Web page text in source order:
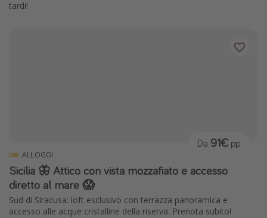
tardi!
ALLOGGI
Sicilia 🦋 Attico con vista mozzafiato e accesso
diretto al mare 😱
Sud di Siracusa: loft esclusivo con terrazza panoramica e
accesso alle acque cristalline della riserva. Prenota subito!
Da 91€ pp